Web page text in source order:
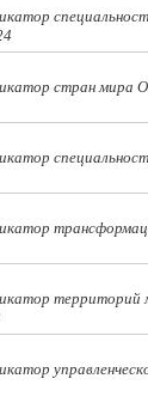
стран
территорий